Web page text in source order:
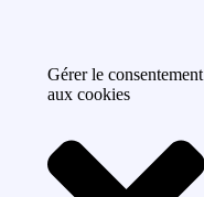
Gérer le consentement
aux cookies